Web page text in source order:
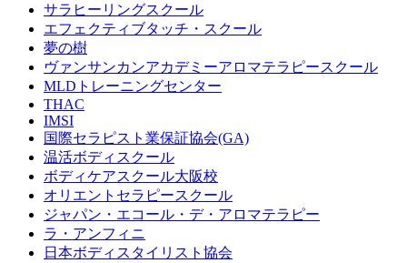
サラヒーリングスクール
エフェクティブタッチ・スクール
夢の樹
ヴァンサンカンアカデミーアロマテラピースクール
MLDトレーニングセンター
THAC
IMSI
国際セラピスト業保証協会(GA)
温活ボディスクール
ボディケアスクール大阪校
オリエントセラピースクール
ジャパン・エコール・デ・アロマテラピー
ラ・アンフィニ
日本ボディスタイリスト協会